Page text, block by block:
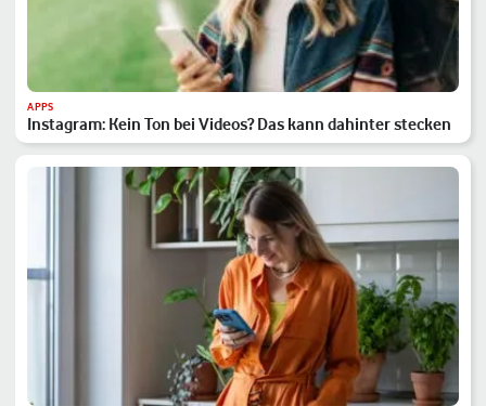
APPS
Instagram: Kein Ton bei Videos? Das kann dahinter stecken